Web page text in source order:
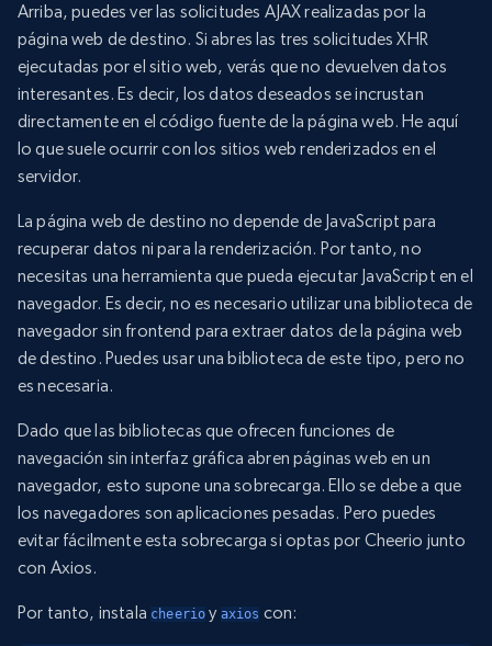
Arriba, puedes ver las solicitudes AJAX realizadas por la
página web de destino. Si abres las tres solicitudes XHR
ejecutadas por el sitio web, verás que no devuelven datos
interesantes. Es decir, los datos deseados se incrustan
directamente en el código fuente de la página web. He aquí
lo que suele ocurrir con los sitios web renderizados en el
servidor.
La página web de destino no depende de JavaScript para
recuperar datos ni para la renderización. Por tanto, no
necesitas una herramienta que pueda ejecutar JavaScript en el
navegador. Es decir, no es necesario utilizar una biblioteca de
navegador sin frontend para extraer datos de la página web
de destino. Puedes usar una biblioteca de este tipo, pero no
es necesaria.
Dado que las bibliotecas que ofrecen funciones de
navegación sin interfaz gráfica abren páginas web en un
navegador, esto supone una sobrecarga. Ello se debe a que
los navegadores son aplicaciones pesadas. Pero puedes
evitar fácilmente esta sobrecarga si optas por Cheerio junto
con Axios.
Por tanto, instala cheerio y axios con: